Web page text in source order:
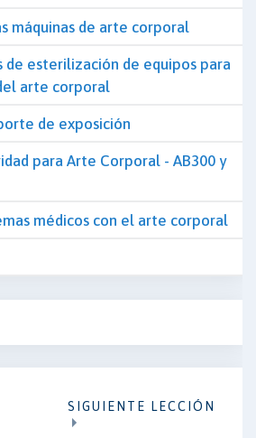
máquinas de arte corporal
de esterilización de equipos para
arte corporal
de exposición
para Arte Corporal - AB300 y
médicos con el arte corporal
SIGUIENTE LECCIÓN